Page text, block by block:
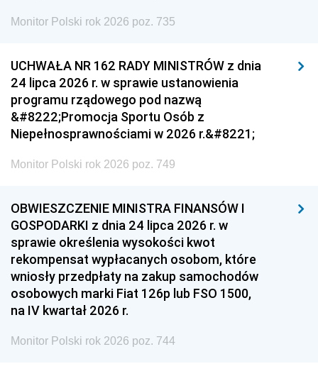
Monitor Polski rok 2026 poz. 735
UCHWAŁA NR 162 RADY MINISTRÓW z dnia
24 lipca 2026 r. w sprawie ustanowienia
programu rządowego pod nazwą
&#8222;Promocja Sportu Osób z
Niepełnosprawnościami w 2026 r.&#8221;
Monitor Polski rok 2026 poz. 749
OBWIESZCZENIE MINISTRA FINANSÓW I
GOSPODARKI z dnia 24 lipca 2026 r. w
sprawie określenia wysokości kwot
rekompensat wypłacanych osobom, które
wniosły przedpłaty na zakup samochodów
osobowych marki Fiat 126p lub FSO 1500,
na IV kwartał 2026 r.
Monitor Polski rok 2026 poz. 744